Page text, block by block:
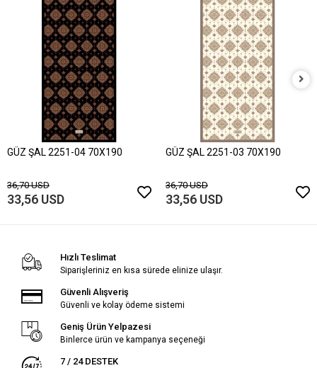
GÜZ ŞAL 2251-04 70X190
36,70 USD
33,56 USD
GÜZ ŞAL 2251-03 70X190
36,70 USD
33,56 USD
Hızlı Teslimat
Siparişleriniz en kısa sürede elinize ulaşır.
Güvenli Alışveriş
Güvenli ve kolay ödeme sistemi
Geniş Ürün Yelpazesi
Binlerce ürün ve kampanya seçeneği
7 / 24 DESTEK